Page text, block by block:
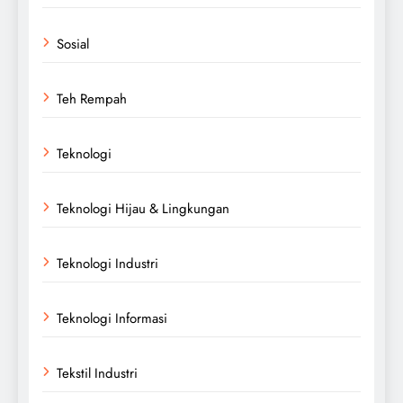
Sosial
Teh Rempah
Teknologi
Teknologi Hijau & Lingkungan
Teknologi Industri
Teknologi Informasi
Tekstil Industri